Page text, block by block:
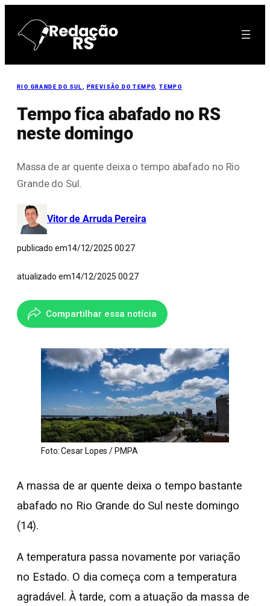
para
RIO GRANDE DO SUL , PREVISÃO DO TEMPO, TEMPO
Tempo fica abafado no RS
neste domingo
Massa de ar quente deixa o tempo abafado no Rio
Grande do Sul.
Vitor de Arruda Pereira
publicado em14/12/2025 00:27
atualizado em14/12/2025 00:27
Compartilhar essa notícia
Foto: Cesar Lopes / PMPA
A massa de ar quente deixa o tempo bastante
abafado no Rio Grande do Sul neste domingo
(14).
A temperatura passa novamente por variação
no Estado. O dia começa com a temperatura
agradável. À tarde, com a atuação da massa de